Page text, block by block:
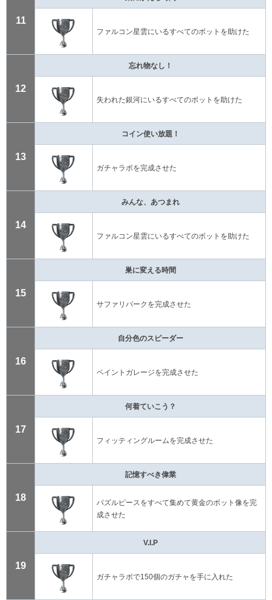
11
ファルコン星雲にいるすべてのボットを助けた
12
忘れ物なし！
失われた銀河にいるすべてのボットを助けた
13
コイン使い放題！
ガチャラボを完成させた
14
みんな、あつまれ
ファルコン星雲にいるすべてのボットを助けた
15
巣に変える時間
サファリパークを完成させた
16
自分色のスピーダー
ペイントガレージを完成させた
17
何着ていこう？
フィッティングルームを完成させた
18
記憶すべき偉業
パズルピースをすべて集めて黄金のボット像を完
成させた
19
V.I.P
ガチャラボで150個のガチャを手に入れた